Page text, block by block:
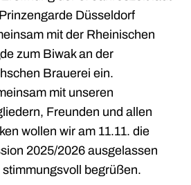
Düsseldorf
mit der Rheinischen
zum Biwak an der
Brauerei ein.
mit unseren
Freunden und allen
wollen wir am 11.11. die
2025/2026 ausgelassen
stimmungsvoll begrüßen.